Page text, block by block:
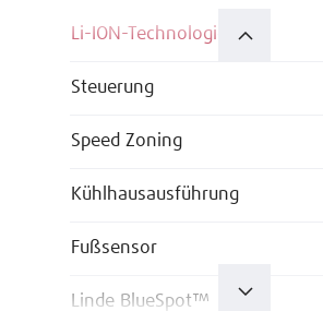
Li-ION-Technologie
Steuerung
Speed Zoning
Kühlhausausführung
Fußsensor
Linde BlueSpot™